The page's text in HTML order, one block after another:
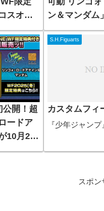
スオン
開始！
険 7部-
-』
ン＆マンダム
オンラインで
始！
公開！超
ードア
10月25
S.H.Figuarts
カスタムフィ
『少年ジャンプ
スポン